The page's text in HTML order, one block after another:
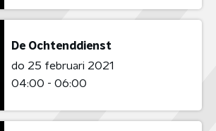
De Ochtenddienst
do 25 februari 2021
04:00 - 06:00